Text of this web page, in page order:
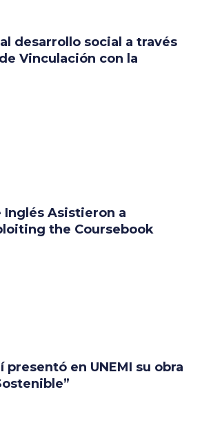
desarrollo social a través
Vinculación con la
Inglés Asistieron a
the Coursebook
presentó en UNEMI su obra